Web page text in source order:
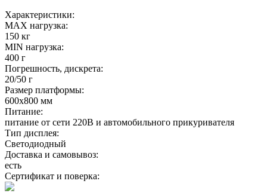
Характеристики:
MAX нагрузка:
150 кг
MIN нагрузка:
400 г
Погрешность, дискрета:
20/50 г
Размер платформы:
600х800 мм
Питание:
питание от сети 220В и автомобильного прикуривателя
Тип дисплея:
Светодиодный
Доставка и самовывоз:
есть
Сертификат и поверка: